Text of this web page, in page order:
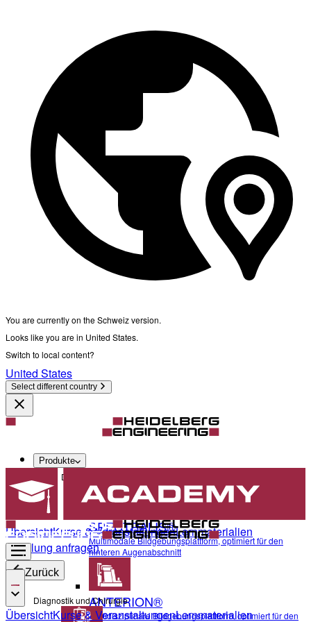
You are currently on the Schweiz version.
Looks like you are in United States.
Switch to local content?
United States
Select different country
Produkte
Diagnostik und Chirurgie
SPECTRALIS®
Multimodale Bildgebungsplattform, optimiert für den
hinteren Augenabschnitt
ANTERION®
Multidisziplinäre Bildgebungsplattform, optimiert für den
ÜbersichtKurse & VeranstaltungenLernmaterialien
Schulung anfragen
Zurück
Diagnostik und Chirurgie
ÜbersichtKurse & VeranstaltungenLernmaterialien